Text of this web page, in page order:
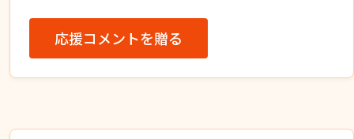
応援コメントを贈る